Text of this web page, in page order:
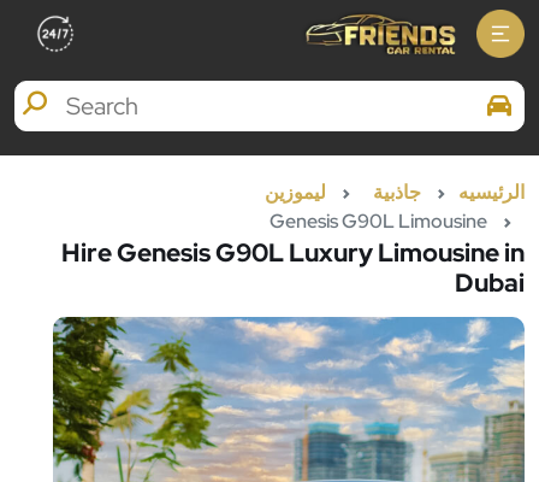
Search Brands
الرئيسيه جاذبية
ليموزين
Hire Genesis G90L Luxury Limousine in
Dubai